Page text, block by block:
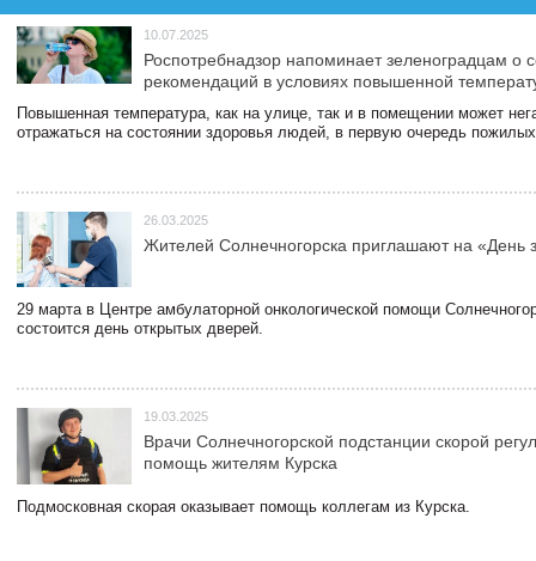
10.07.2025
Роспотребнадзор напоминает зеленоградцам о
рекомендаций в условиях повышенной
Повышенная температура, как на улице, так и в помещении может
отражаться на состоянии здоровья людей, в первую очередь
26.03.2025
Жителей Солнечногорска приглашают на «День
29 марта в Центре амбулаторной онкологической помощи
состоится день открытых дверей.
19.03.2025
Врачи Солнечногорской подстанции скорой
помощь жителям Курска
Подмосковная скорая оказывает помощь коллегам из Курска.